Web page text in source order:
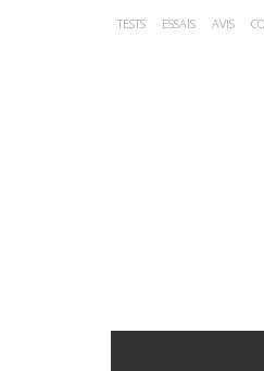
TESTS ESSAIS AVIS